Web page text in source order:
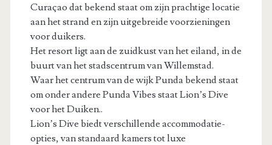
Curaçao dat bekend staat om zijn prachtige locatie
aan het strand en zijn uitgebreide voorzieningen
voor duikers.
Het resort ligt aan de zuidkust van het eiland, in de
buurt van het stadscentrum van Willemstad.
Waar het centrum van de wijk Punda bekend staat
om onder andere Punda Vibes staat Lion’s Dive
voor het Duiken..
Lion’s Dive biedt verschillende accommodatie-
opties, van standaard kamers tot luxe